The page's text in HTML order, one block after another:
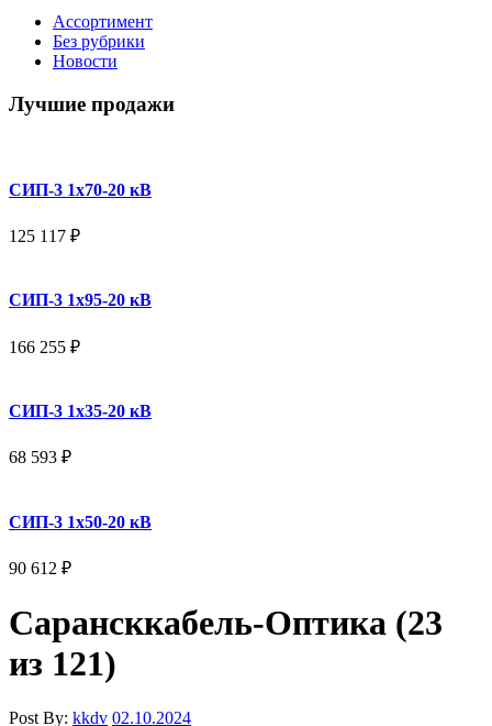
Ассортимент
Без рубрики
Новости
Лучшие продажи
СИП-3 1x70-20 кВ
125 117 ₽
СИП-3 1x95-20 кВ
166 255 ₽
СИП-3 1x35-20 кВ
68 593 ₽
СИП-3 1x50-20 кВ
90 612 ₽
Сарансккабель-Оптика (23
из 121)
Post By: kkdv 02.10.2024